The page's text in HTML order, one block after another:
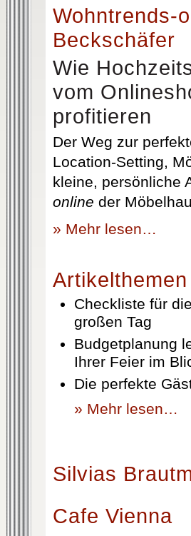
Wohntrends-
Beckschäfer
Wie
vom
profitieren
Der Weg zur
Location-Setting,
kleine, persönliche
online der
» Mehr lesen…
Artikelthemen
Checkliste für
großen Tag
Budgetplanung
Ihrer Feier im
Die perfekte
» Mehr lesen…
Silvias
Cafe Vienna